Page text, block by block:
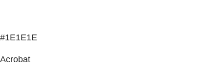
#1E1E1E
Acrobat